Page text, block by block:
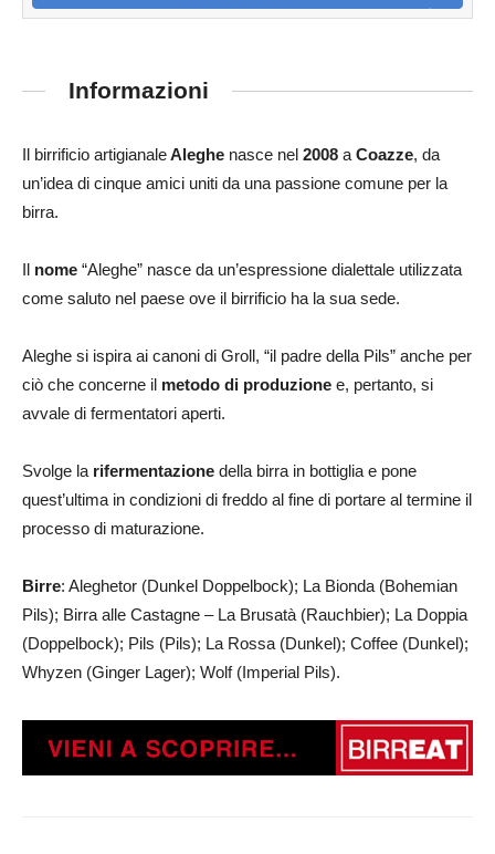
Informazioni
Il birrificio artigianaleAleghe nasce nel 2008 a Coazze, da
un’idea di cinque amici uniti da una passione comune per la
birra.
Il nome “Aleghe” nasce da un’espressione dialettale utilizzata
come saluto nel paese ove il birrificio ha la sua sede.
Aleghe si ispira ai canoni di Groll, “il padre della Pils” anche per
ciò che concerne il metodo di produzione e, pertanto, si
avvale di fermentatori aperti.
Svolge la rifermentazione della birra in bottiglia e pone
quest’ultima in condizioni di freddo al fine di portare al termine il
processo di maturazione.
Birre: Aleghetor (Dunkel Doppelbock); La Bionda (Bohemian
Pils); Birra alle Castagne – La Brusatà (Rauchbier); La Doppia
(Doppelbock); Pils (Pils); La Rossa (Dunkel); Coffee (Dunkel);
Whyzen (Ginger Lager); Wolf (Imperial Pils).